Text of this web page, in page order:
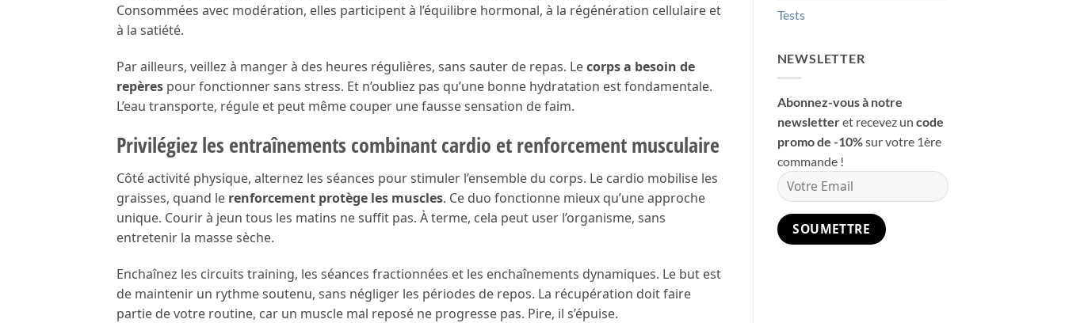
Consommées avec modération, elles participent à l’équilibre hormonal, à la régénération cellulaire et
à la satiété.
Par ailleurs, veillez à manger à des heures régulières, sans sauter de repas. Lecorps a besoin de
repères pour fonctionner sans stress. Et n’oubliez pas qu’une bonne hydratation est fondamentale.
L’eau transporte, régule et peut même couper une fausse sensation de faim.
Privilégiez les entraînements combinant cardio et renforcement musculaire
Côté activité physique, alternez les séances pour stimuler l’ensemble du corps. Le cardio mobilise les
graisses, quand le renforcement protège les muscles. Ce duo fonctionne mieux qu’une approche
unique. Courir à jeun tous les matins ne suffit pas. À terme, cela peut user l’organisme, sans
entretenir la masse sèche.
Enchaînez les circuits training, les séances fractionnées et les enchaînements dynamiques. Le but est
de maintenir un rythme soutenu, sans négliger les périodes de repos. La récupération doit faire
partie de votre routine, car un muscle mal reposé ne progresse pas. Pire, il s’épuise.
Tests
NEWSLETTER
Abonnez-vous à notre
newsletteret recevez un code
promo de -10%sur votre 1ère
commande !